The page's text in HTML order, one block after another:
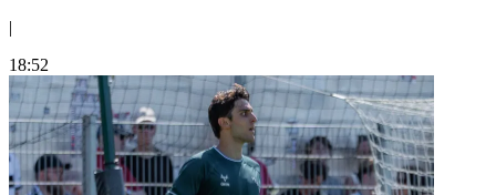
|
18:52